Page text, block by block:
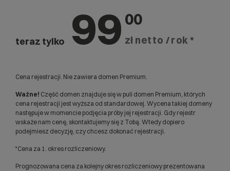
teraz tylko 99 00
zł netto / rok *
Cena rejestracji. Nie zawiera domen Premium.
Ważne! Część domen znajduje się w puli domen Premium, których
cena rejestracji jest wyższa od standardowej. Wycena takiej domeny
następuje w momencie podjęcia próby jej rejestracji. Gdy rejestr
wskaże nam cenę, skontaktujemy się z Tobą. Wtedy dopiero
podejmiesz decyzję, czy chcesz dokonać rejestracji.
*Cena za 1. okres rozliczeniowy.
Prognozowana cena za kolejny okres rozliczeniowy prezentowana